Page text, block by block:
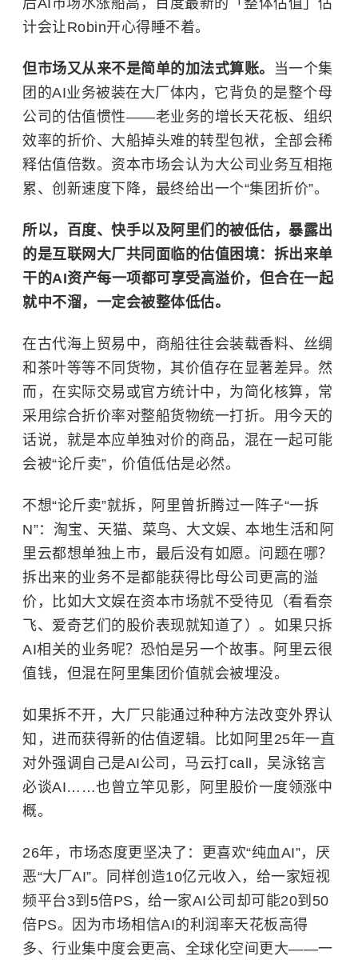
计会让Robin开心得睡不着。
但市场又从来不是简单的加法式算账。
当一个集
团的AI业务被装在大厂体内，它背负的是整个母
公司的估值惯性——老业务的增长天花板、组织
效率的折价、大船掉头难的转型包袱，全部会稀
释估值倍数。资本市场会认为大公司业务互相拖
累、创新速度下降，最终给出一个“集团折价”。
所以，百度、快手以及阿里们的被低估，暴露出
的是互联网大厂共同面临的估值困境：拆出来单
干的AI资产每一项都可享受高溢价，但合在一起
就中不溜，一定会被整体低估。
在古代海上贸易中，商船往往会装载香料、丝绸
和茶叶等等不同货物，其价值存在显著差异。然
而，在实际交易或官方统计中，为简化核算，常
采用综合折价率对整船货物统一打折。用今天的
话说，就是本应单独对价的商品，混在一起可能
会被“论斤卖”，价值低估是必然。
不想“论斤卖”就拆，阿里曾折腾过一阵子“一拆
N”：淘宝、天猫、菜鸟、大文娱、本地生活和阿
里云都想单独上市，最后没有如愿。问题在哪？
拆出来的业务不是都能获得比母公司更高的溢
价，比如大文娱在资本市场就不受待见（看看奈
飞、爱奇艺们的股价表现就知道了）。如果只拆
AI相关的业务呢？恐怕是另一个故事。阿里云很
值钱，但混在阿里集团价值就会被埋没。
如果拆不开，大厂只能通过种种方法改变外界认
知，进而获得新的估值逻辑。比如阿里25年一直
对外强调自己是AI公司， 马云打call，吴泳铭言
必谈AI……也曾立竿见影，阿里股价一度领涨中
概。
26年，市场态度更坚决了：更喜欢“纯血AI”，厌
恶“大厂AI”。同样创造10亿元收入，给一家短视
频平台3到5倍PS，给一家AI公司却可能20到50
倍PS。因为市场相信AI的利润率天花板高得
多、行业集中度会更高、全球化空间更大——一